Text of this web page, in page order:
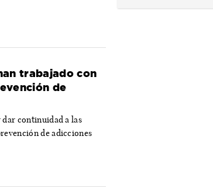
trabajado con
de
continuidad a las
de adicciones